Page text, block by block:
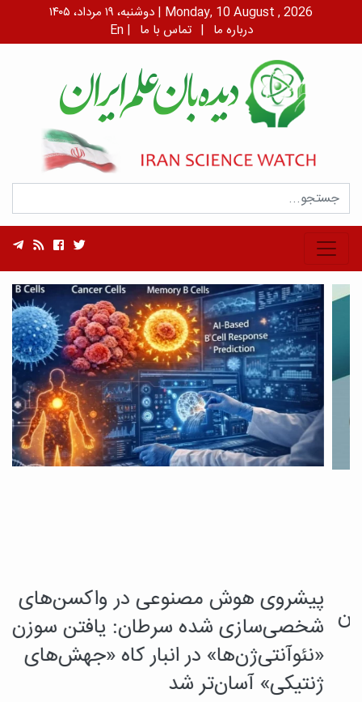
دوشنبه، ۱۹ مرداد، ۱۴۰۵ | Monday, 10 August , 2026
En | درباره ما | تماس با ما
پیشروی هوش مصنوعی در واکسن‌های
شخصی‌سازی شده سرطان: یافتن سوزن
«نئوآنتی‌ژن‌ها» در انبار کاه «جهش‌های
ژنتیکی» آسان‌تر شد